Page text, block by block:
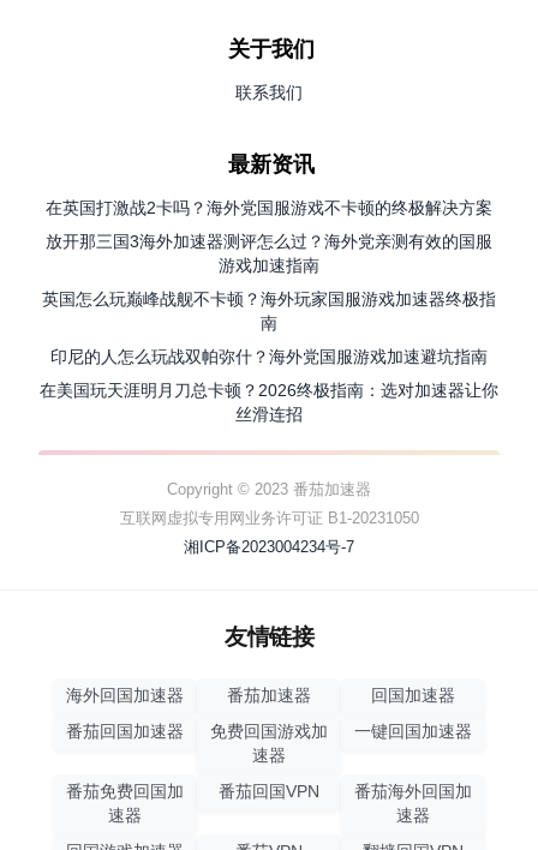
关于我们
联系我们
最新资讯
在英国打激战2卡吗？海外党国服游戏不卡顿的终极解决方案
放开那三国3海外加速器测评怎么过？海外党亲测有效的国服
游戏加速指南
英国怎么玩巅峰战舰不卡顿？海外玩家国服游戏加速器终极指
南
印尼的人怎么玩战双帕弥什？海外党国服游戏加速避坑指南
在美国玩天涯明月刀总卡顿？2026终极指南：选对加速器让你
丝滑连招
Copyright © 2023 番茄加速器
互联网虚拟专用网业务许可证 B1-20231050
湘ICP备2023004234号-7
友情链接
海外回国加速器 番茄加速器
回国加速器
番茄回国加速器
免费回国游戏加
速器
一键回国加速器
番茄免费回国加
速器
番茄回国VPN
番茄海外回国加
速器